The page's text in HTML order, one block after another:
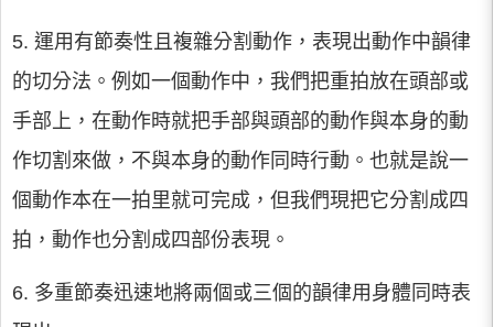
5. 運用有節奏性且複雜分割動作，表現出動作中韻律
的切分法。例如一個動作中，我們把重拍放在頭部或
手部上，在動作時就把手部與頭部的動作與本身的動
作切割來做，不與本身的動作同時行動。也就是說一
個動作本在一拍里就可完成，但我們現把它分割成四
拍，動作也分割成四部份表現。
6. 多重節奏迅速地將兩個或三個的韻律用身體同時表